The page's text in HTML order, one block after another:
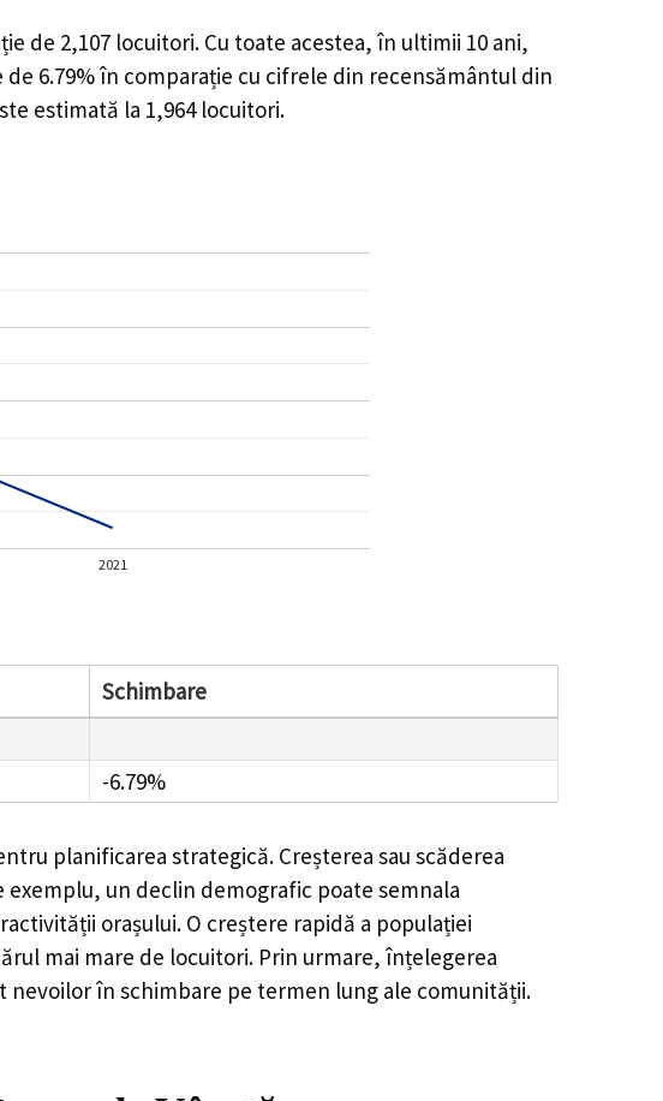
de 2,107 locuitori. Cu toate acestea, în ultimii 10 ani,
6.79%în comparație cu cifrele din recensământul din
estimată la 1,964locuitori.
2021
Schimbare
-6.79%
planificarea strategică. Creșterea sau scăderea
un declin demografic poate semnala
orașului. O creștere rapidă a populației
mai mare de locuitori. Prin urmare, înțelegerea
în schimbare pe termen lung ale comunității.